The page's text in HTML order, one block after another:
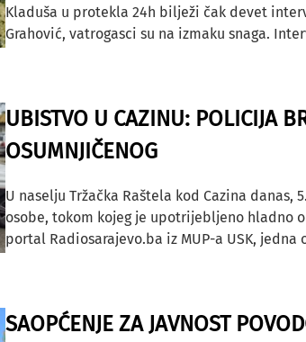
Kladuša u protekla 24h bilježi čak devet
Grahović, vatrogasci su na izmaku snaga.
UBISTVO U CAZINU: POLICIJA
OSUMNJIČENOG
U naselju Tržačka Raštela kod Cazina
osobe, tokom kojeg je upotrijebljeno hladno
portal Radiosarajevo.ba iz MUP-a USK, jedna
SAOPĆENJE ZA JAVNOST